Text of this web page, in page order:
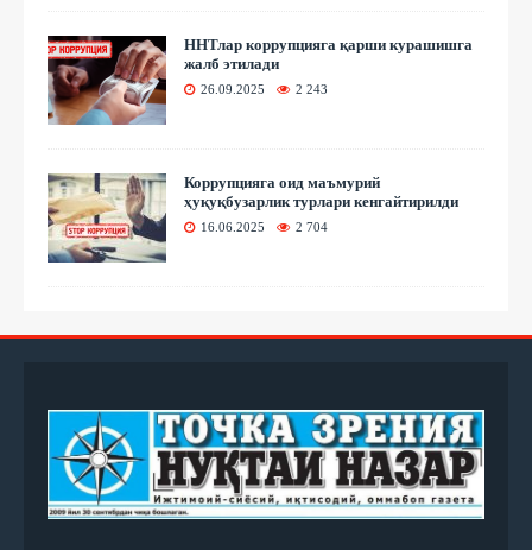
ННТлар коррупцияга қарши курашишга
жалб этилади
26.09.2025 2 243
Коррупцияга оид маъмурий
ҳуқуқбузарлик турлари кенгайтирилди
16.06.2025 2 704